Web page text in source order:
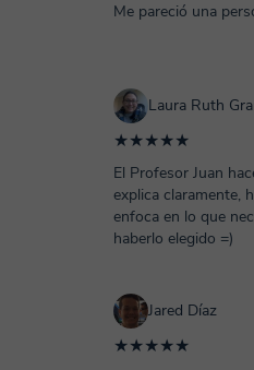
Me pareció una
Laura Ruth
★★★★★
El Profesor Juan
explica claramente,
enfoca en lo que
haberlo elegido =)
Jared Díaz
★★★★★